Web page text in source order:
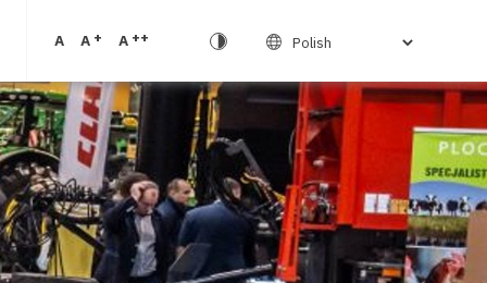
A A + A ++